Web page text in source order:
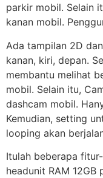
parkir mobil. Selain
kanan mobil.
Ada tampilan 2D
kanan, kiri, depan.
membantu melihat
mobil. Selain itu,
dashcam mobil.
Kemudian, setting
looping akan
Itulah beberapa
headunit RAM